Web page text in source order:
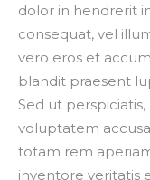
dolor in hendrerit
consequat, vel
vero eros et
blandit praesent
Sed ut
voluptatem
totam rem
inventore veritatis